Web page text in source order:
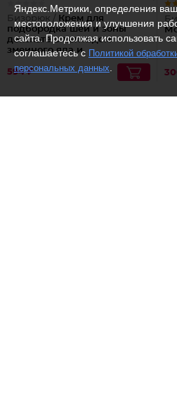
Бизорюк / Крем для
подбородка шеи и зоны
декольте с пептидом
змеиного яда и
антиоксидантами
594 ₽
Яндекс.Метрики, определения
местоположения и улучшения
сайта. Продолжая использовать
соглашаетесь с Политикой
персональных данных